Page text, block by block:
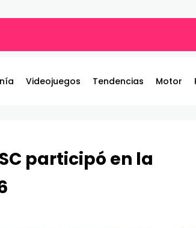
Videojuegos Tendencias Motor
participó en la